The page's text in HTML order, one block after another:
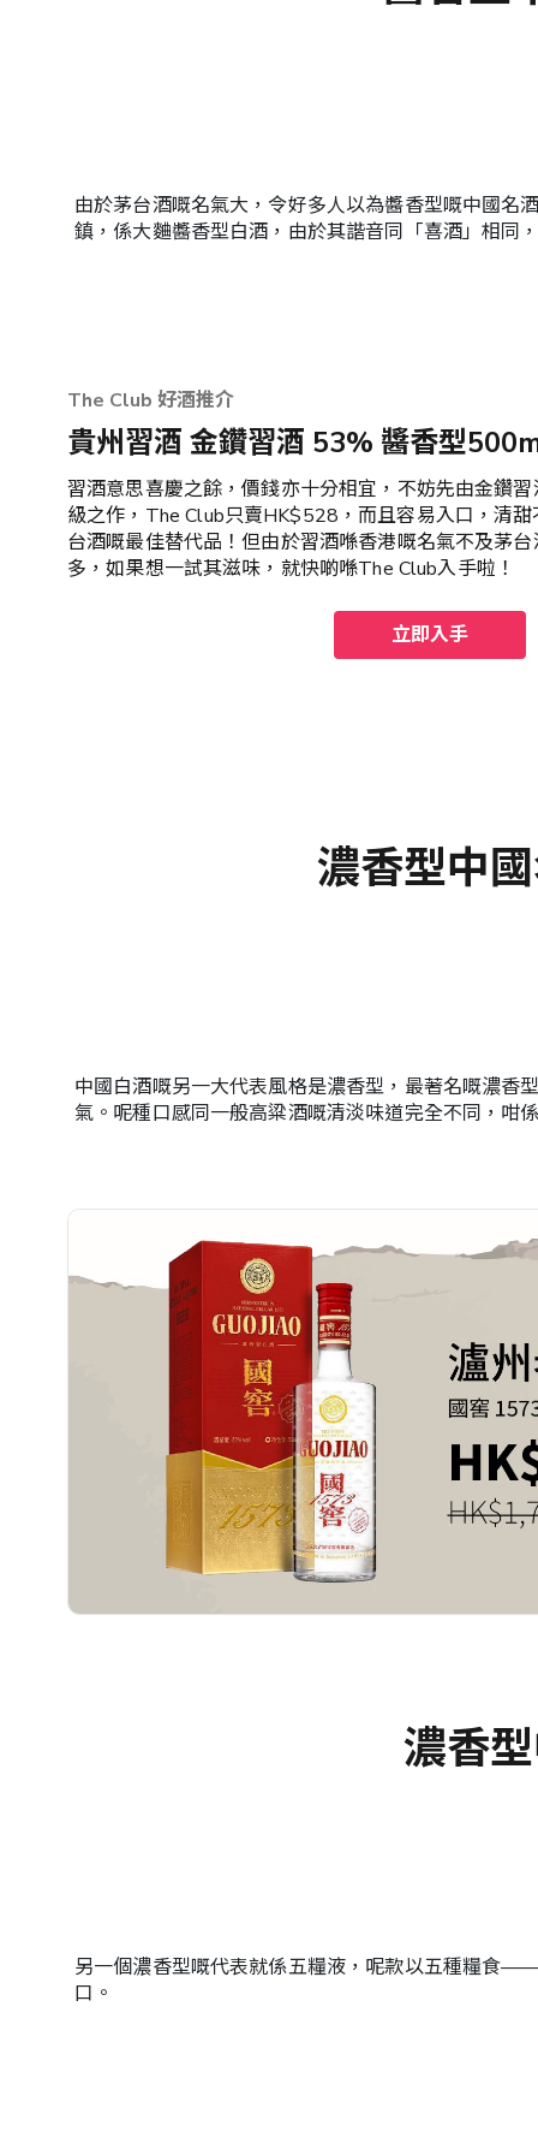
由於茅台酒嘅名氣大，令好多人以為醬香型嘅中國名
鎮，係大麯醬香型白酒，由於其諧音同「喜酒」相同
The Club 好酒推介
貴州習酒 金鑽習酒 53% 醬香型
習酒意思喜慶之餘，價錢亦十分相宜，不妨先由金鑽
級之作，The Club只賣HK$528，而且容易入口，清
台酒嘅最佳替代品！但由於習酒喺香港嘅名氣不及茅
多，如果想一試其滋味，就快啲喺The Club入手啦！
立即入手
濃香型中
中國白酒嘅另一大代表風格是濃香型，最著名嘅濃香
氣。呢種口感同一般高粱酒嘅清淡味道完全不同，咁
濃香
另一個濃香型嘅代表就係五糧液，呢款以五種糧食
口。